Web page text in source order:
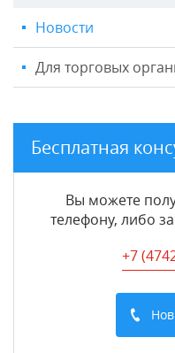
Новости
Для торговых
Бесплатная
Вы можете
телефону, либо
+7